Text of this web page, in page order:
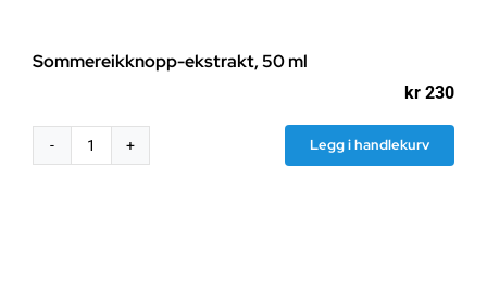
Sommereikknopp-ekstrakt, 50 ml
kr 230
Sommereikknopp-
Legg i handlekurv